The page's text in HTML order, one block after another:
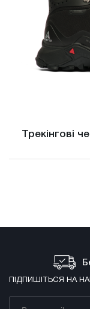
Трекінгові
ПІДПИШІТЬСЯ НА